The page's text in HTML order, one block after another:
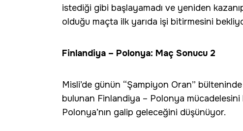
istediği gibi başlayamadı ve yeniden
olduğu maçta ilk yarıda işi bitirmesini
Finlandiya – Polonya: Maç Sonucu 2
Misli’de günün “Şampiyon Oran”
bulunan Finlandiya – Polonya mücadelesini
Polonya’nın galip geleceğini düşünüyor.